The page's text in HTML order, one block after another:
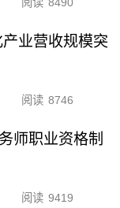
业营收规模突
阅读 8746
师职业资格制
阅读 9419